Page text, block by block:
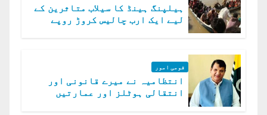
ہیلپنگ ہینڈ کا سیلاب متاثرین کے
لیے ایک ارب چالیس کروڑ روپے
قومی امور
انتظامیہ نے میرے قانونی اور
انتقالی ہوٹلز اور عمارتیں